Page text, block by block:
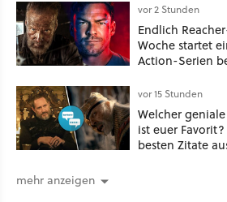
vor 2 Stunden
Endlich
Woche startet
Action-Serien
vor 15 Stunden
Welcher
ist euer
besten Zitate
mehr anzeigen